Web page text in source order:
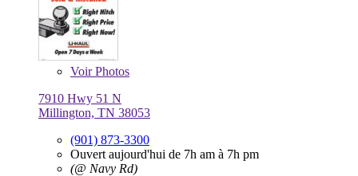
VoirPhotos
7910 Hwy 51 N
Millington, TN 38053
(901) 873-3300
Ouvert aujourd'hui de 7h am à 7h pm
(@ Navy Rd)